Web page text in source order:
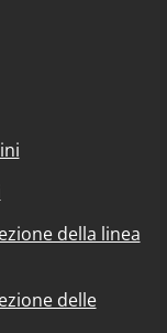
della linea
delle